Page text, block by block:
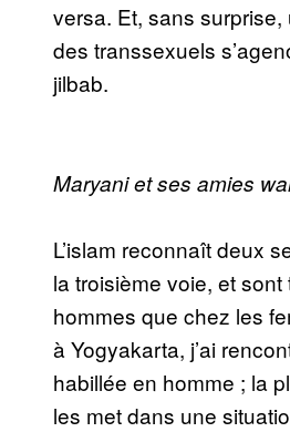
versa. Et, sans
des transsexuels
jilbab.
Maryani et ses amies
L’islam reconnaît deux
la troisième voie, et
hommes que chez les
à Yogyakarta, j’ai
habillée en homme ; la
les met dans une